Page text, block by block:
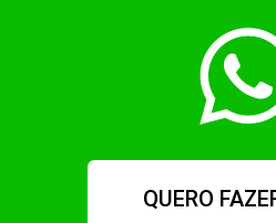
QUERO